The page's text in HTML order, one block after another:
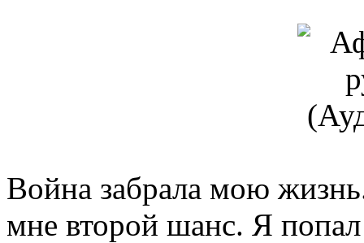
Война забрала мою
мне второй шанс. Я